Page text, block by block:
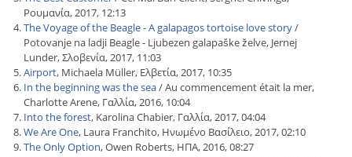
Ρουμανία, 2017, 12:13
The Voyage of the Beagle - A galapagos tortoise love story/
Potovanje na ladji Beagle - Ljubezen galapaške želve, Jernej
Lunder, Σλοβενία, 2017, 11:03
Airport, Michaela Müller, Ελβετία, 2017, 10:35
In the beginning was the sea/ Au commencement était la mer,
Charlotte Arene, Γαλλία, 2016, 10:04
Into the forest, Karolina Chabier, Γαλλία, 2017, 04:04
We Are One, Laura Franchito, Ηνωμένο Βασίλειο, 2017, 02:10
The Only Option, Owen Roberts, ΗΠΑ, 2016, 08:27